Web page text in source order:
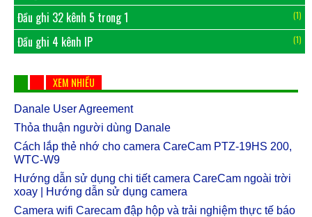
Đầu ghi 32 kênh 5 trong 1 (1)
Đầu ghi 4 kênh IP (1)
XEM NHIỀU
Danale User Agreement
Thỏa thuận người dùng Danale
Cách lắp thẻ nhớ cho camera CareCam PTZ-19HS 200,
WTC-W9
Hướng dẫn sử dụng chi tiết camera CareCam ngoài trời
xoay | Hướng dẫn sử dụng camera
Camera wifi Carecam đập hộp và trải nghiệm thực tế báo